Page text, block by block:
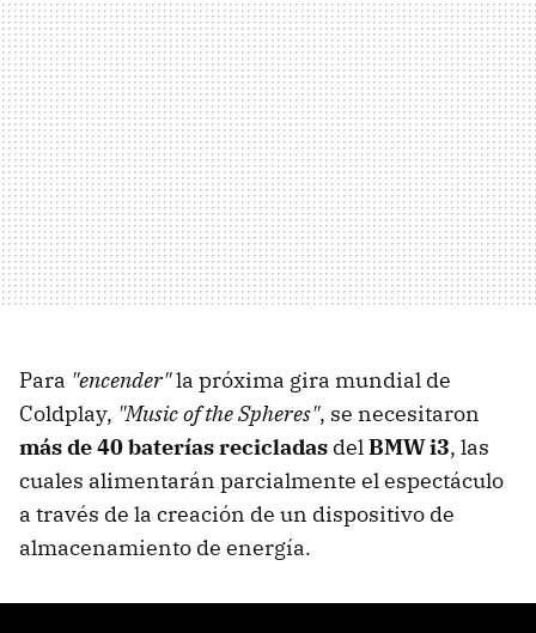
Para "encender"la próxima gira mundial de
Coldplay, "Music of the Spheres", se necesitaron
más de 40 baterías recicladas delBMW i3, las
cuales alimentarán parcialmente el espectáculo
a través de la creación de un dispositivo de
almacenamiento de energía.